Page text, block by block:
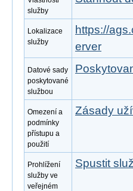
služby
Lokalizace
služby
https://
erver
Datové sady
poskytované
službou
Omezení a
podmínky
přístupu a
použití
Zásady
Prohlížení
služby ve
veřejném
Spustit